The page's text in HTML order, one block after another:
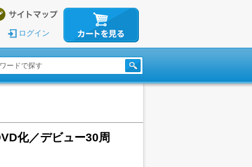
ログイン
化／デビュー30周